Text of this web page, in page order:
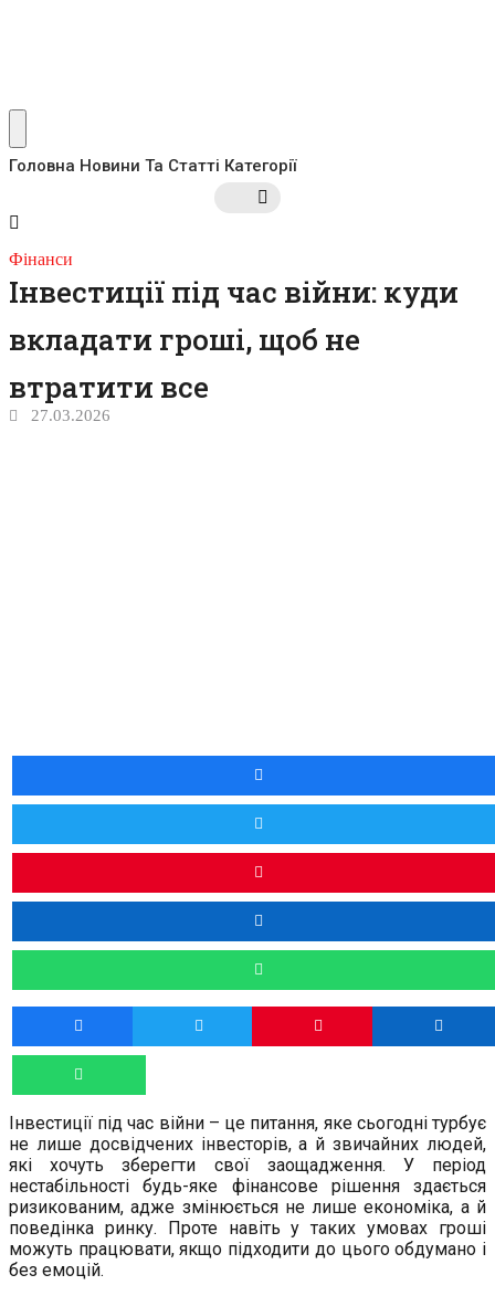
Головна Новини Та Статті Категорії
Фінанси
Інвестиції під час війни: куди
вкладати гроші, щоб не
втратити все
27.03.2026
Інвестиції під час війни – це питання, яке сьогодні турбує
не лише досвідчених інвесторів, а й звичайних людей,
які хочуть зберегти свої заощадження. У період
нестабільності будь-яке фінансове рішення здається
ризикованим, адже змінюється не лише економіка, а й
поведінка ринку. Проте навіть у таких умовах гроші
можуть працювати, якщо підходити до цього обдумано і
без емоцій.